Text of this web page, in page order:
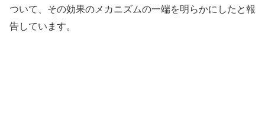
ついて、その効果のメカニズムの一端を明らかにしたと報
告しています。